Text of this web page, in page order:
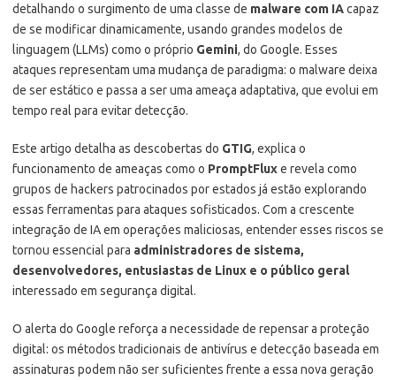
detalhando o surgimento de uma classe de malware com IAcapaz
de se modificar dinamicamente, usando grandes modelos de
linguagem (LLMs) como o próprio Gemini, do Google. Esses
ataques representam uma mudança de paradigma: o malware deixa
de ser estático e passa a ser uma ameaça adaptativa, que evolui em
tempo real para evitar detecção.
Este artigo detalha as descobertas do GTIG, explica o
funcionamento de ameaças como o PromptFluxe revela como
grupos de hackers patrocinados por estados já estão explorando
essas ferramentas para ataques sofisticados. Com a crescente
integração de IA em operações maliciosas, entender esses riscos se
tornou essencial para administradores de sistema,
desenvolvedores, entusiastas de Linux e o público geral
interessado em segurança digital.
O alerta do Google reforça a necessidade de repensar a proteção
digital: os métodos tradicionais de antivírus e detecção baseada em
assinaturas podem não ser suficientes frente a essa nova geração